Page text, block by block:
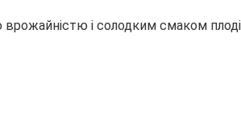
і солодким смаком